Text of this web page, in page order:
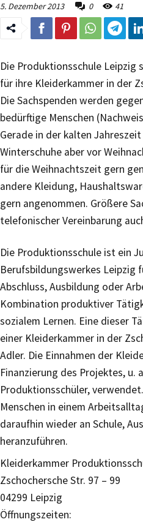
5. Dezember 2013
0 41
Die Produktionsschule Leipzig
für ihre Kleiderkammer in der
Die Sachspenden werden
bedürftige Menschen
Gerade in der kalten
Winterschuhe aber vor
für die Weihnachtszeit gern
andere Kleidung,
gern angenommen. Größere
telefonischer Vereinbarung
Die Produktionsschule ist ein
Berufsbildungswerkes Leipzig
Abschluss, Ausbildung oder
Kombination produktiver
sozialem Lernen. Eine dieser
einer Kleiderkammer in der
Adler. Die Einnahmen der
Finanzierung des Projektes, u.
Produktionsschüler,
Menschen in einem
daraufhin wieder an Schule,
heranzuführen.
Kleiderkammer
Zschochersche Str. 97 – 99
04299 Leipzig
Öffnungszeiten: